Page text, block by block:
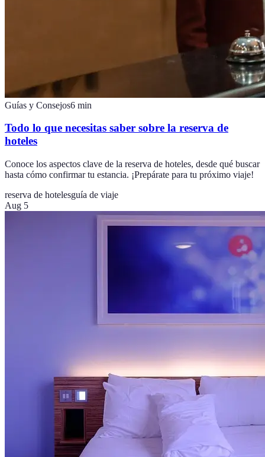
Guías y Consejos6 min
Todo lo que necesitas saber sobre la reserva de
hoteles
Conoce los aspectos clave de la reserva de hoteles, desde qué buscar
hasta cómo confirmar tu estancia. ¡Prepárate para tu próximo viaje!
reserva de hotelesguía de viaje
Aug 5